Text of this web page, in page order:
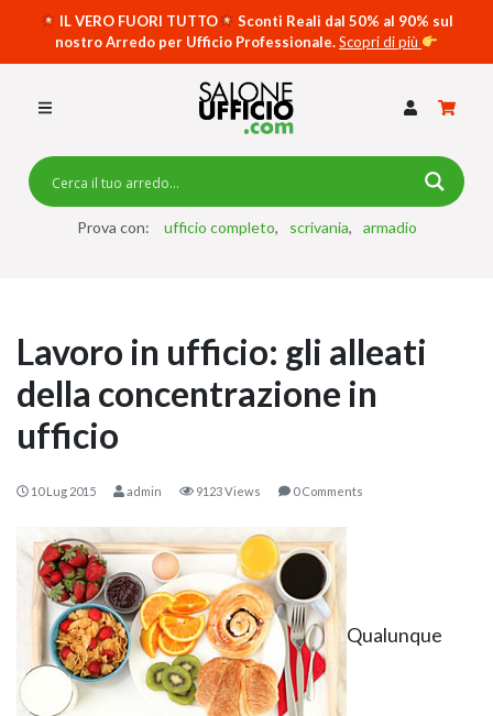
IL VERO FUORI TUTTO
Sconti Reali dal 50% al 90% sul
nostro Arredo per Ufficio Professionale.Scopri di più
Prova con: ufficio completo scrivania armadio
SCRIVANIE SPECIAL DESK
CASSETTIERE
RECEPTION
TAVOLI RIUNIONE
Lavoro in ufficio: gli alleati
della concentrazione in
ufficio
10 Lug 2015 admin 9123 Views 0 Comments
Qualunque